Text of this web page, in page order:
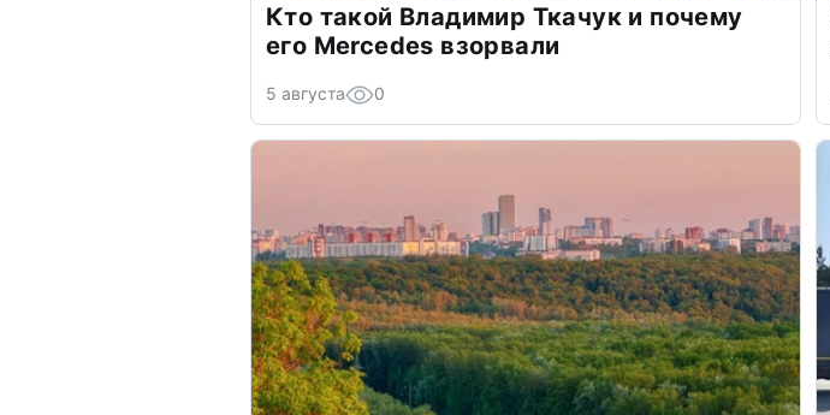
Кто такой Владимир Ткачук и почему
его Mercedes взорвали
5 августа 0